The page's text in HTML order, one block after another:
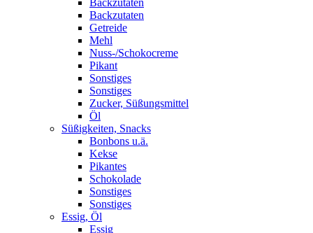
Backzutaten
Backzutaten
Getreide
Mehl
Nuss-/Schokocreme
Pikant
Sonstiges
Sonstiges
Zucker, Süßungsmittel
Öl
Süßigkeiten, Snacks
Bonbons u.ä.
Kekse
Pikantes
Schokolade
Sonstiges
Sonstiges
Essig, Öl
Essig